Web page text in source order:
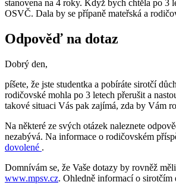
stanovena na 4 roky. Když bych chtěla po 3
OSVČ. Dala by se přípaně mateřská a
Odpověď na dotaz
Dobrý den,
píšete, že jste studentka a pobíráte sirotčí
rodičovské mohla po 3 letech přerušit a
takové situaci Vás pak zajímá, zda by Vám
Na některé ze svých otázek naleznete
nezabývá. Na informace o rodičovském
dovolené .
Domnívám se, že Vaše dotazy by rovněž
www.mpsv.cz. Ohledně informací o sirotčím